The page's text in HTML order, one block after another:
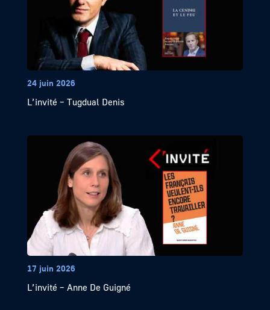
24 juin 2026
L’invité – Tugdual Denis
17 juin 2026
L’invité – Anne De Guigné